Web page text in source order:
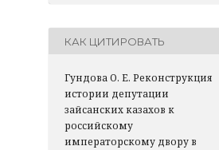
КАК ЦИТИРОВАТЬ
Гундова О. Е. Реконструкция
истории депутации
зайсанских казахов к
российскому
императорскому двору в